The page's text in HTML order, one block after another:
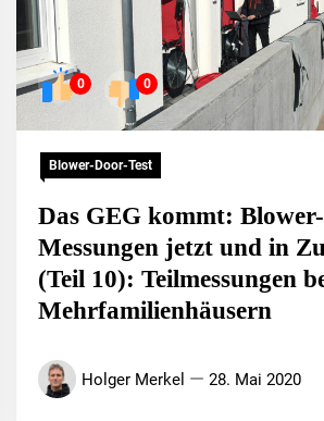
0 0
Blower-Door-Test
Das GEG kommt:
Messungen jetzt und in
(Teil 10): Teilmessungen
Mehrfamilienhäusern
Holger Merkel 28. Mai 2020